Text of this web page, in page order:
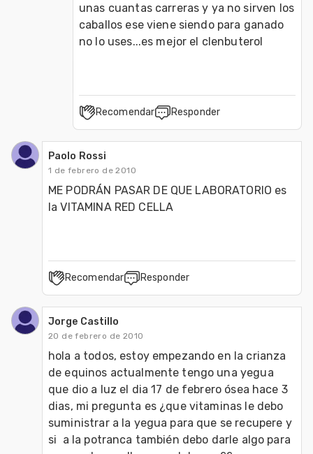
unas cuantas carreras y ya no sirven los
caballos ese viene siendo para ganado
no lo uses...es mejor el clenbuterol
Recomendar Responder
Paolo Rossi
1 de febrero de 2010
ME PODRÁN PASAR DE QUE LABORATORIO es
la VITAMINA RED CELLA
Recomendar Responder
Jorge Castillo
20 de febrero de 2010
hola a todos, estoy empezando en la crianza
de equinos actualmente tengo una yegua
que dio a luz el dia 17 de febrero ósea hace 3
dias, mi pregunta es ¿que vitaminas le debo
suministrar a la yegua para que se recupere y
si  a la potranca también debo darle algo para